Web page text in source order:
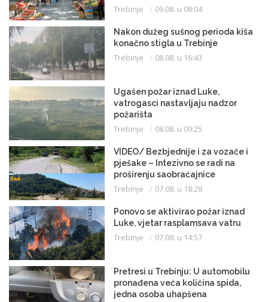
Trebinje 09.08. u 08:04
Nakon dužeg sušnog perioda kiša
konačno stigla u Trebinje
Trebinje 08.08. u 16:43
Ugašen požar iznad Luke,
vatrogasci nastavljaju nadzor
požarišta
Trebinje 08.08. u 09:25
VIDEO/ Bezbjednije i za vozače i
pješake – Intezivno se radi na
proširenju saobraćajnice
Trebinje 07.08. u 18:28
Ponovo se aktivirao požar iznad
Luke, vjetar rasplamsava vatru
Trebinje 07.08. u 14:57
Pretresi u Trebinju: U automobilu
pronađena veća količina spida,
jedna osoba uhapšena